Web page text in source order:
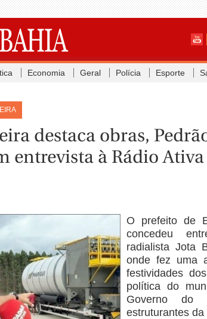
Economia Geral Polícia Esporte
destaca obras,
entrevista à Rádio
O prefeito de
concedeu
radialista Jota
onde fez uma
festividades
política do
Governo do
estruturantes